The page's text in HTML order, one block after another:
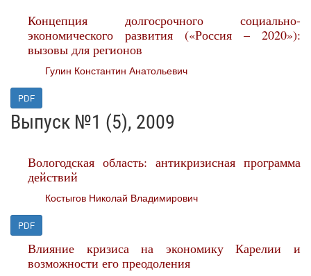
Концепция долгосрочного социально-
экономического развития («Россия – 2020»):
вызовы для регионов
Гулин Константин Анатольевич
PDF
Выпуск №1 (5), 2009
Вологодская область: антикризисная программа
действий
Костыгов Николай Владимирович
PDF
Влияние кризиса на экономику Карелии и
возможности его преодоления